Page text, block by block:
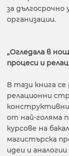
за
организации.
„Огледала в
процеси и
В тази книга
релационни
от най-голяма
курсове на
магистърска
идеи и